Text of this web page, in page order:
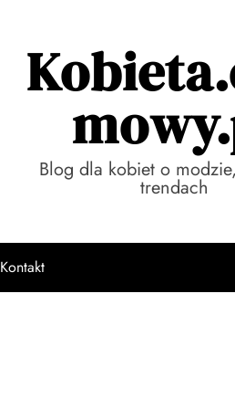
Blog dla kobiet o
trendach
Kontakt